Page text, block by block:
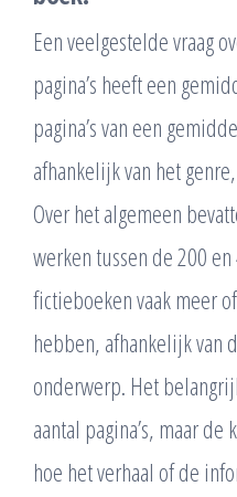
Een veelgestelde vraag
pagina’s heeft een
pagina’s van een
afhankelijk van het
Over het algemeen
werken tussen de 200
fictieboeken vaak meer
hebben, afhankelijk van
onderwerp. Het
aantal pagina’s, maar
hoe het verhaal of de